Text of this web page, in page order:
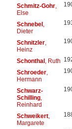
Schmitz-Gohr,
Else
Schnebel,
Dieter
Schnitzler,
Heinz
Schonthal, Ruth
Schroeder,
Hermann
Schwarz-
Schilling,
Reinhard
Schweikert,
Margarete